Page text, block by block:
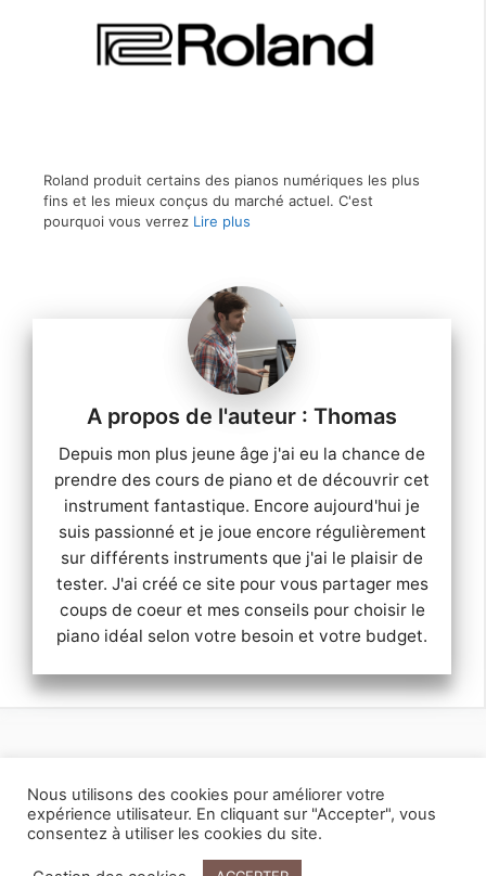
Roland produit certains des pianos numériques les plus
fins et les mieux conçus du marché actuel. C'est
pourquoi vous verrez Lire plus
Thomas
Depuis mon plus jeune âge j'ai eu la chance de
prendre des cours de piano et de découvrir cet
instrument fantastique. Encore aujourd'hui je
suis passionné et je joue encore régulièrement
sur différents instruments que j'ai le plaisir de
tester. J'ai créé ce site pour vous partager mes
coups de coeur et mes conseils pour choisir le
piano idéal selon votre besoin et votre budget.
© 2026Meilleur piano numérique. Tous droits réservés.
Nous utilisons des cookies pour améliorer votre
expérience utilisateur. En cliquant sur "Accepter", vous
consentez à utiliser les cookies du site.